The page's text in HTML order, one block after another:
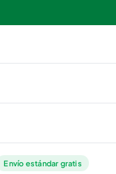
Envío estándar gratis